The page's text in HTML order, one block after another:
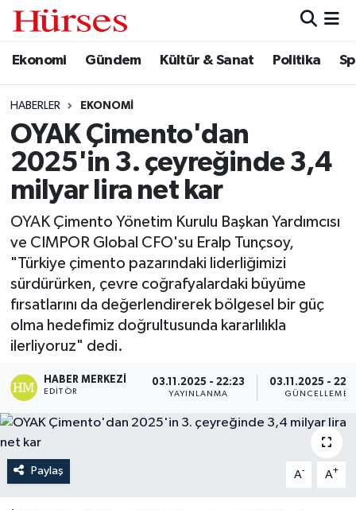
Ekonomi Gündem Kültür & Sanat Politika
HABERLER EKONOMI
OYAK Çimento'dan
2025'in 3. çeyreğinde 3,4
milyar lira net kar
OYAK Çimento Yönetim Kurulu Başkan Yardımcısı
ve CIMPOR Global CFO'su Eralp Tunçsoy,
"Türkiye çimento pazarındaki liderliğimizi
sürdürürken, çevre coğrafyalardaki büyüme
fırsatlarını da değerlendirerek bölgesel bir güç
olma hedefimiz doğrultusunda kararlılıkla
ilerliyoruz" dedi.
HABER MERKEZI
EDITÖR
03.11.2025 - 22:23
YAYINLANMA
03.11.2025 -
GÜNCELLEME
Paylaş A- A+
Ekonomi
Gündem
Kültür & Sanat
Politika
Spor
Turizm
Hava Durumu
Trafik Durumu
Süper Lig Puan Durumu ve Fikstür
Tüm Manşetler
Son Dakika Haberleri
Haber Arşivi